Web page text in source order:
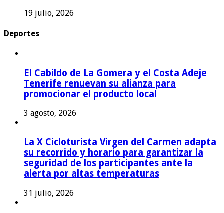
19 julio, 2026
Deportes
El Cabildo de La Gomera y el Costa Adeje
Tenerife renuevan su alianza para
promocionar el producto local
3 agosto, 2026
La X Cicloturista Virgen del Carmen adapta
su recorrido y horario para garantizar la
seguridad de los participantes ante la
alerta por altas temperaturas
31 julio, 2026